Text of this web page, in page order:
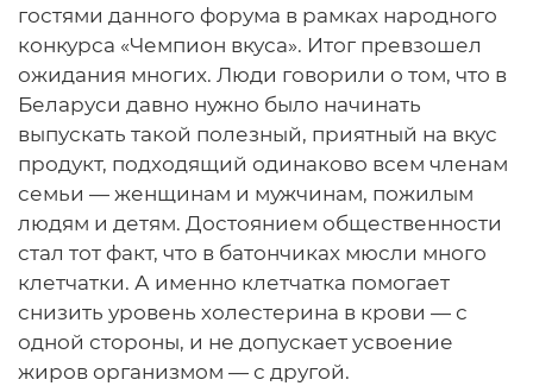
гостями данного форума в рамках народного
конкурса «Чемпион вкуса». Итог превзошел
ожидания многих. Люди говорили о том, что в
Беларуси давно нужно было начинать
выпускать такой полезный, приятный на вкус
продукт, подходящий одинаково всем членам
семьи — женщинам и мужчинам, пожилым
людям и детям. Достоянием общественности
стал тот факт, что в батончиках мюсли много
клетчатки. А именно клетчатка помогает
снизить уровень холестерина в крови — с
одной стороны, и не допускает усвоение
жиров организмом — с другой.